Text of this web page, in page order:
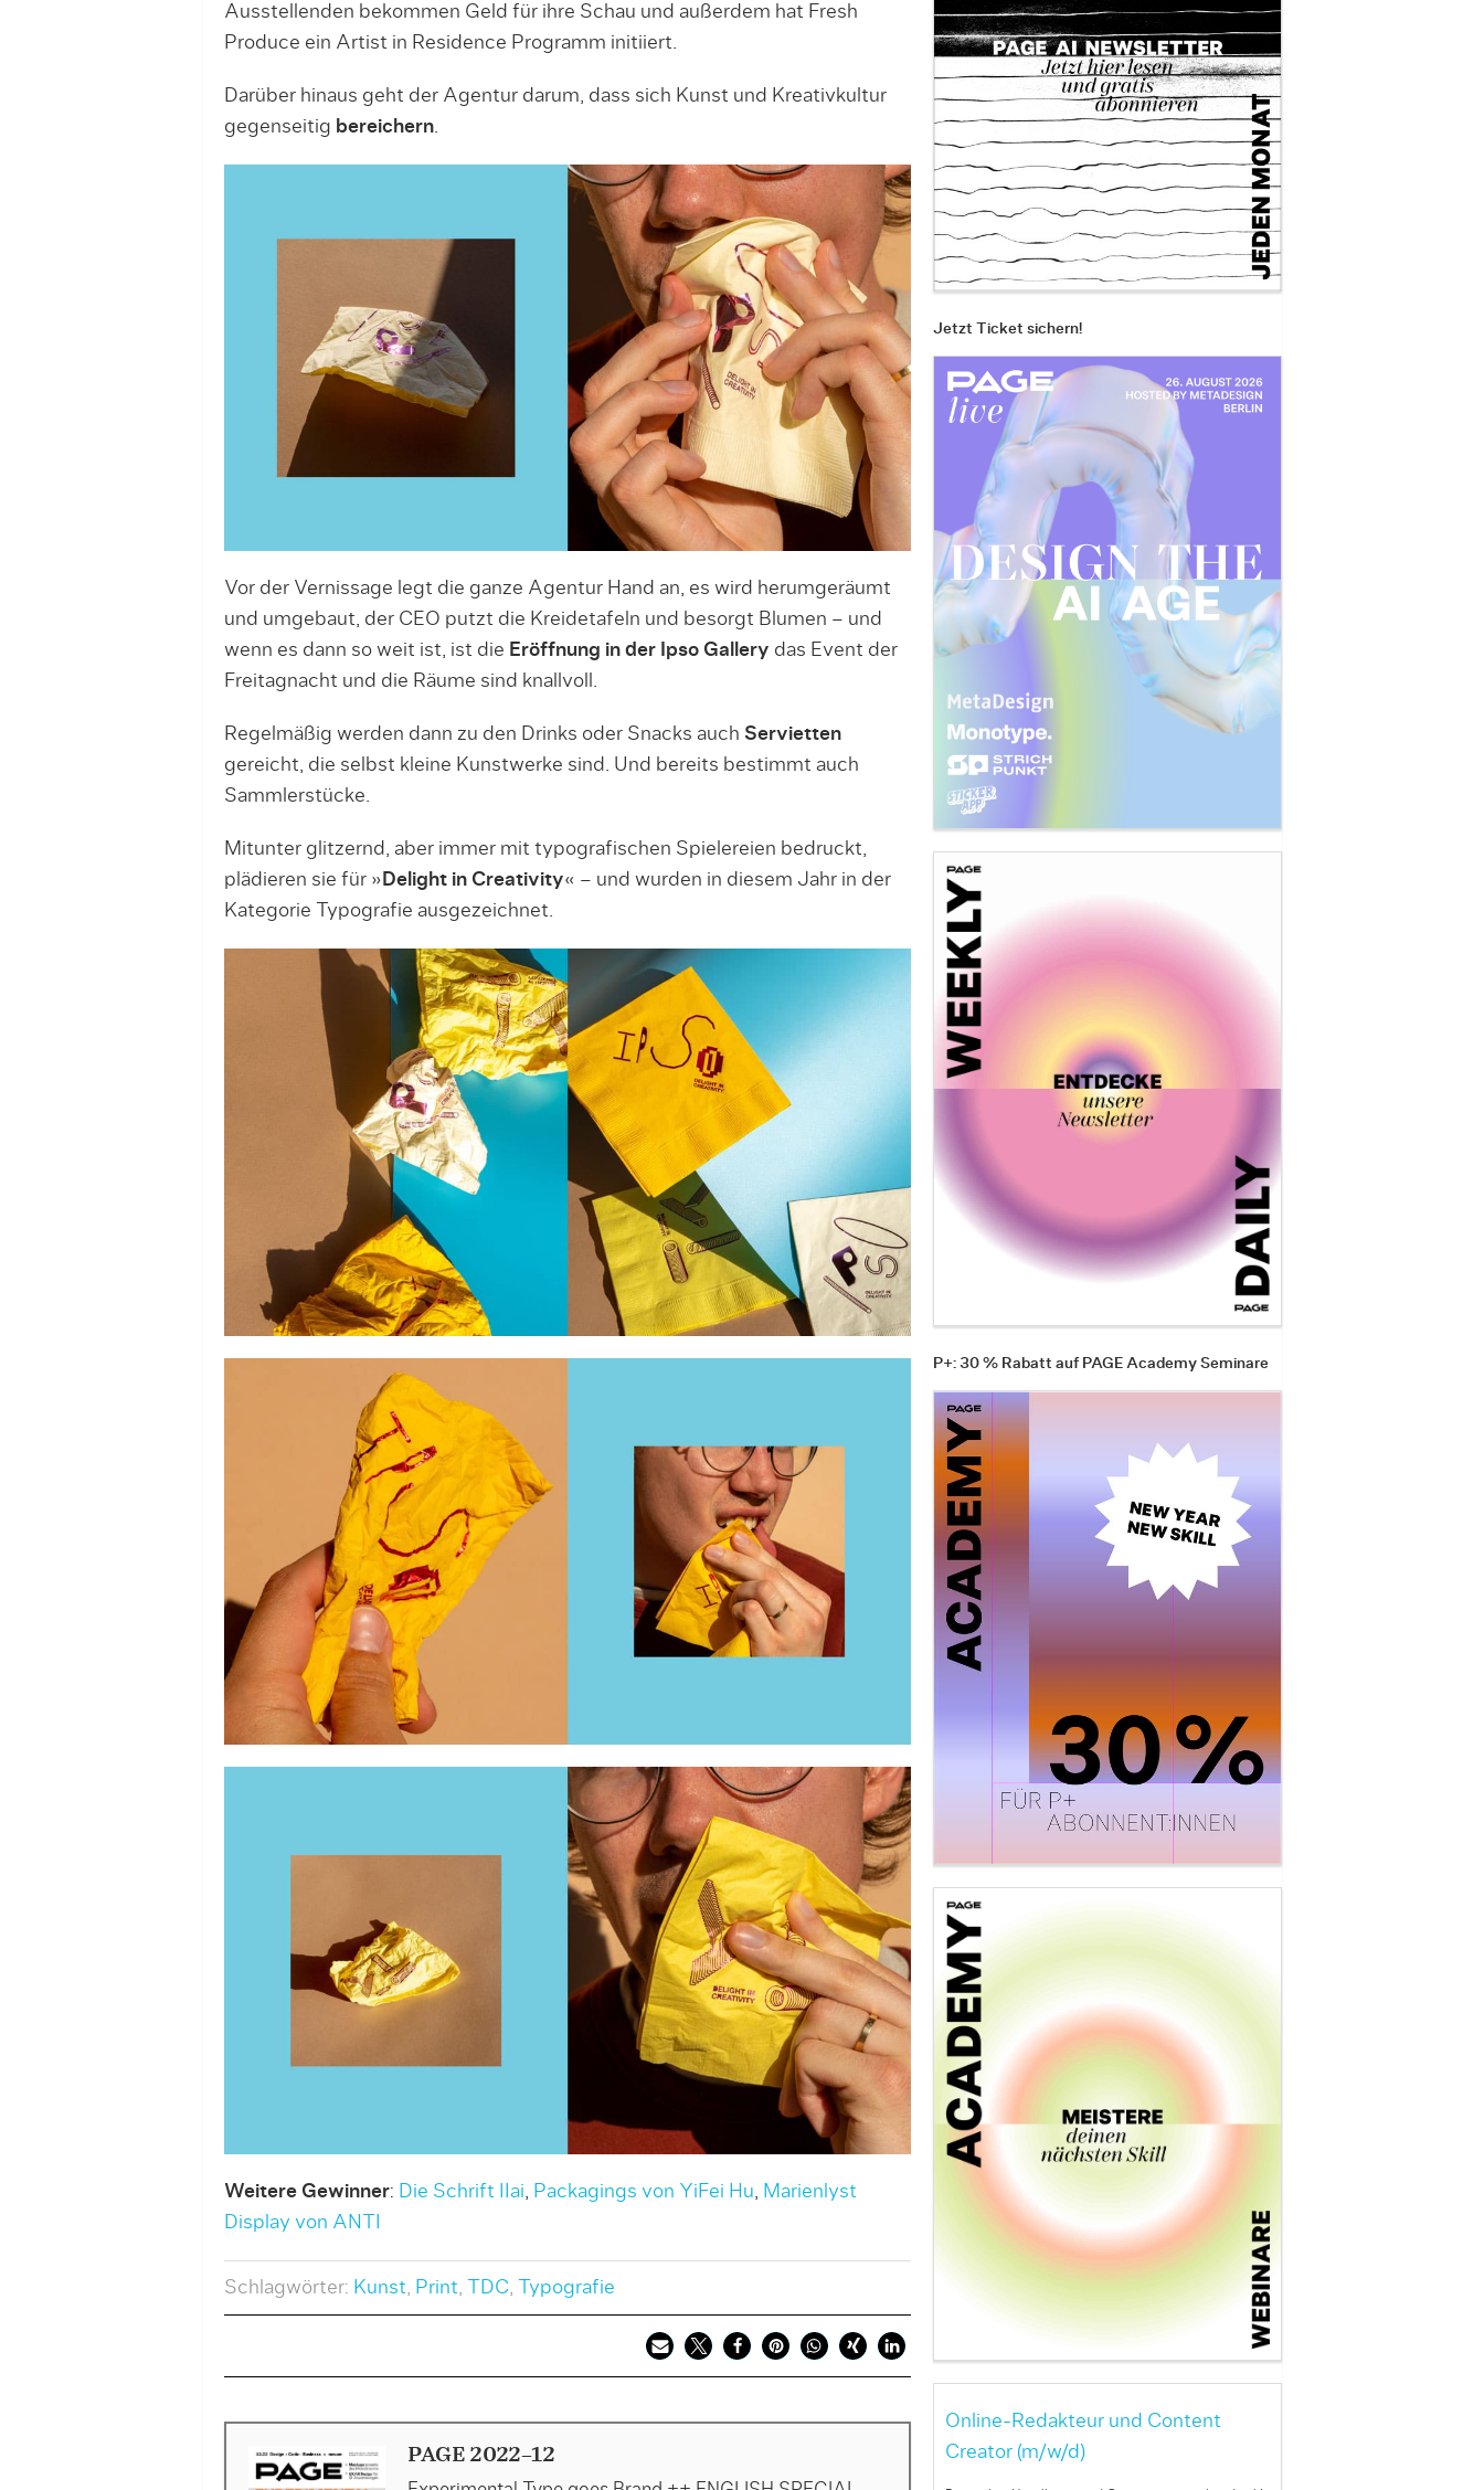
Ausstellenden bekommen Geld für ihre Schau und außerdem hat Fresh
Produce ein Artist in Residence Programm initiiert.
Darüber hinaus geht der Agentur darum, dass sich Kunst und Kreativkultur
gegenseitig bereichern.
Vor der Vernissage legt die ganze Agentur Hand an, es wird herumgeräumt
und umgebaut, der CEO putzt die Kreidetafeln und besorgt Blumen – und
wenn es dann so weit ist, ist die Eröffnung in der Ipso Gallery das Event der
Freitagnacht und die Räume sind knallvoll.
Regelmäßig werden dann zu den Drinks oder Snacks auch Servietten
gereicht, die selbst kleine Kunstwerke sind. Und bereits bestimmt auch
Sammlerstücke.
Mitunter glitzernd, aber immer mit typografischen Spielereien bedruckt,
plädieren sie für » Delight in Creativity« – und wurden in diesem Jahr in der
Kategorie Typografie ausgezeichnet.
Weitere Gewinner: Die Schrift IIai, Packagings von YiFei Hu, Marienlyst
Display von ANTI
Schlagwörter: Kunst, Print, TDC, Typografie
PAGE 2022-12
Jetzt Ticket sichern!
P+: 30 % Rabatt auf PAGE Academy Seminare
Online-Redakteur und Content
Creator (m/w/d)